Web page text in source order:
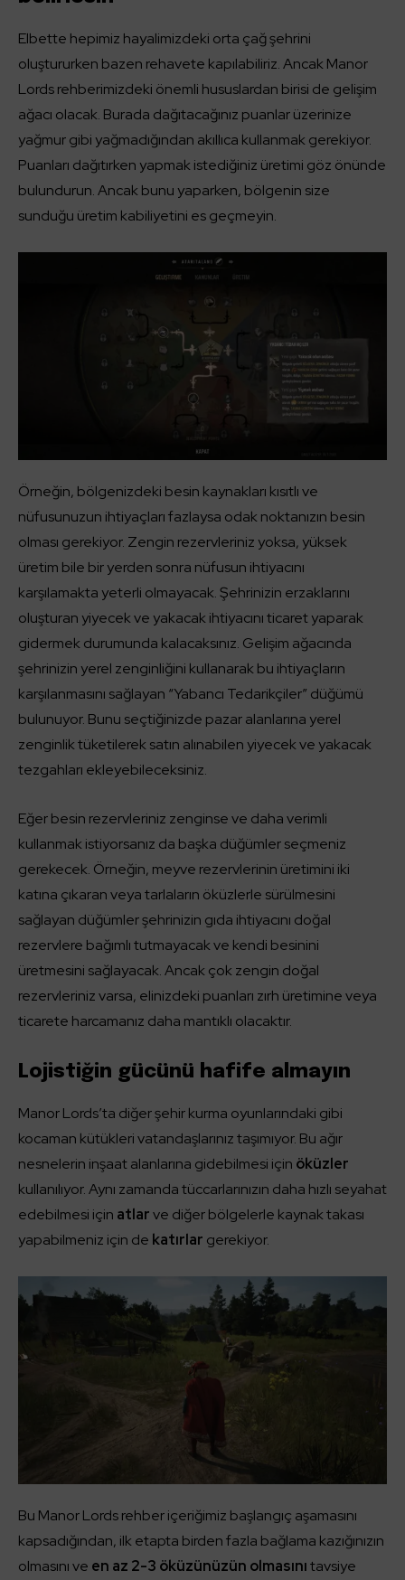
Elbette hepimiz hayalimizdeki orta çağ şehrini
oluştururken bazen rehavete kapılabiliriz. Ancak Manor
Lords rehberimizdeki önemli hususlardan birisi de gelişim
ağacı olacak. Burada dağıtacağınız puanlar üzerinize
yağmur gibi yağmadığından akıllıca kullanmak gerekiyor.
Puanları dağıtırken yapmak istediğiniz üretimi göz önünde
bulundurun. Ancak bunu yaparken, bölgenin size
sunduğu üretim kabiliyetini es geçmeyin.
Örneğin, bölgenizdeki besin kaynakları kısıtlı ve
nüfusunuzun ihtiyaçları fazlaysa odak noktanızın besin
olması gerekiyor. Zengin rezervleriniz yoksa, yüksek
üretim bile bir yerden sonra nüfusun ihtiyacını
karşılamakta yeterli olmayacak. Şehrinizin erzaklarını
oluşturan yiyecek ve yakacak ihtiyacını ticaret yaparak
gidermek durumunda kalacaksınız. Gelişim ağacında
şehrinizin yerel zenginliğini kullanarak bu ihtiyaçların
karşılanmasını sağlayan “Yabancı Tedarikçiler” düğümü
bulunuyor. Bunu seçtiğinizde pazar alanlarına yerel
zenginlik tüketilerek satın alınabilen yiyecek ve yakacak
tezgahları ekleyebileceksiniz.
Eğer besin rezervleriniz zenginse ve daha verimli
kullanmak istiyorsanız da başka düğümler seçmeniz
gerekecek. Örneğin, meyve rezervlerinin üretimini iki
katına çıkaran veya tarlaların öküzlerle sürülmesini
sağlayan düğümler şehrinizin gıda ihtiyacını doğal
rezervlere bağımlı tutmayacak ve kendi besinini
üretmesini sağlayacak. Ancak çok zengin doğal
rezervleriniz varsa, elinizdeki puanları zırh üretimine veya
ticarete harcamanız daha mantıklı olacaktır.
Lojistiğin gücünü hafife almayın
Manor Lords’ta diğer şehir kurma oyunlarındaki gibi
kocaman kütükleri vatandaşlarınız taşımıyor. Bu ağır
nesnelerin inşaat alanlarına gidebilmesi için öküzler
kullanılıyor. Aynı zamanda tüccarlarınızın daha hızlı seyahat
edebilmesi için atlarve diğer bölgelerle kaynak takası
yapabilmeniz için de katırlar gerekiyor.
Bu Manor Lords rehber içeriğimiz başlangıç aşamasını
kapsadığından, ilk etapta birden fazla bağlama kazığınızın
olmasını ve en az 2-3 öküzünüzün olmasınıtavsiye